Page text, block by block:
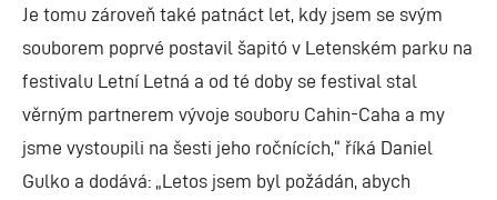
Je tomu zároveň také patnáct let, kdy jsem se svým
souborem poprvé postavil šapitó v Letenském parku na
festivalu Letní Letná a od té doby se festival stal
věrným partnerem vývoje souboru Cahin-Caha a my
jsme vystoupili na šesti jeho ročnících,“ říká Daniel
Gulko a dodává: „Letos jsem byl požádán, abych